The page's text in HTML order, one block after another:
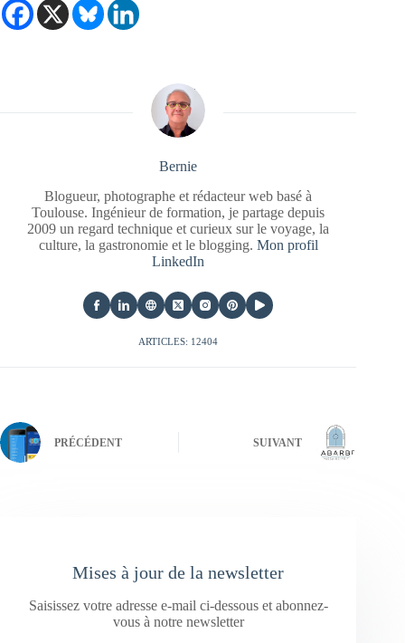
Bernie
Blogueur, photographe et rédacteur web basé à
Toulouse. Ingénieur de formation, je partage depuis
2009 un regard technique et curieux sur le voyage, la
culture, la gastronomie et le blogging. Mon profil
LinkedIn
ARTICLES: 12404
PRÉCÉDENT SUIVANT
Mises à jour de la newsletter
Saisissez votre adresse e-mail ci-dessous et abonnez-
vous à notre newsletter